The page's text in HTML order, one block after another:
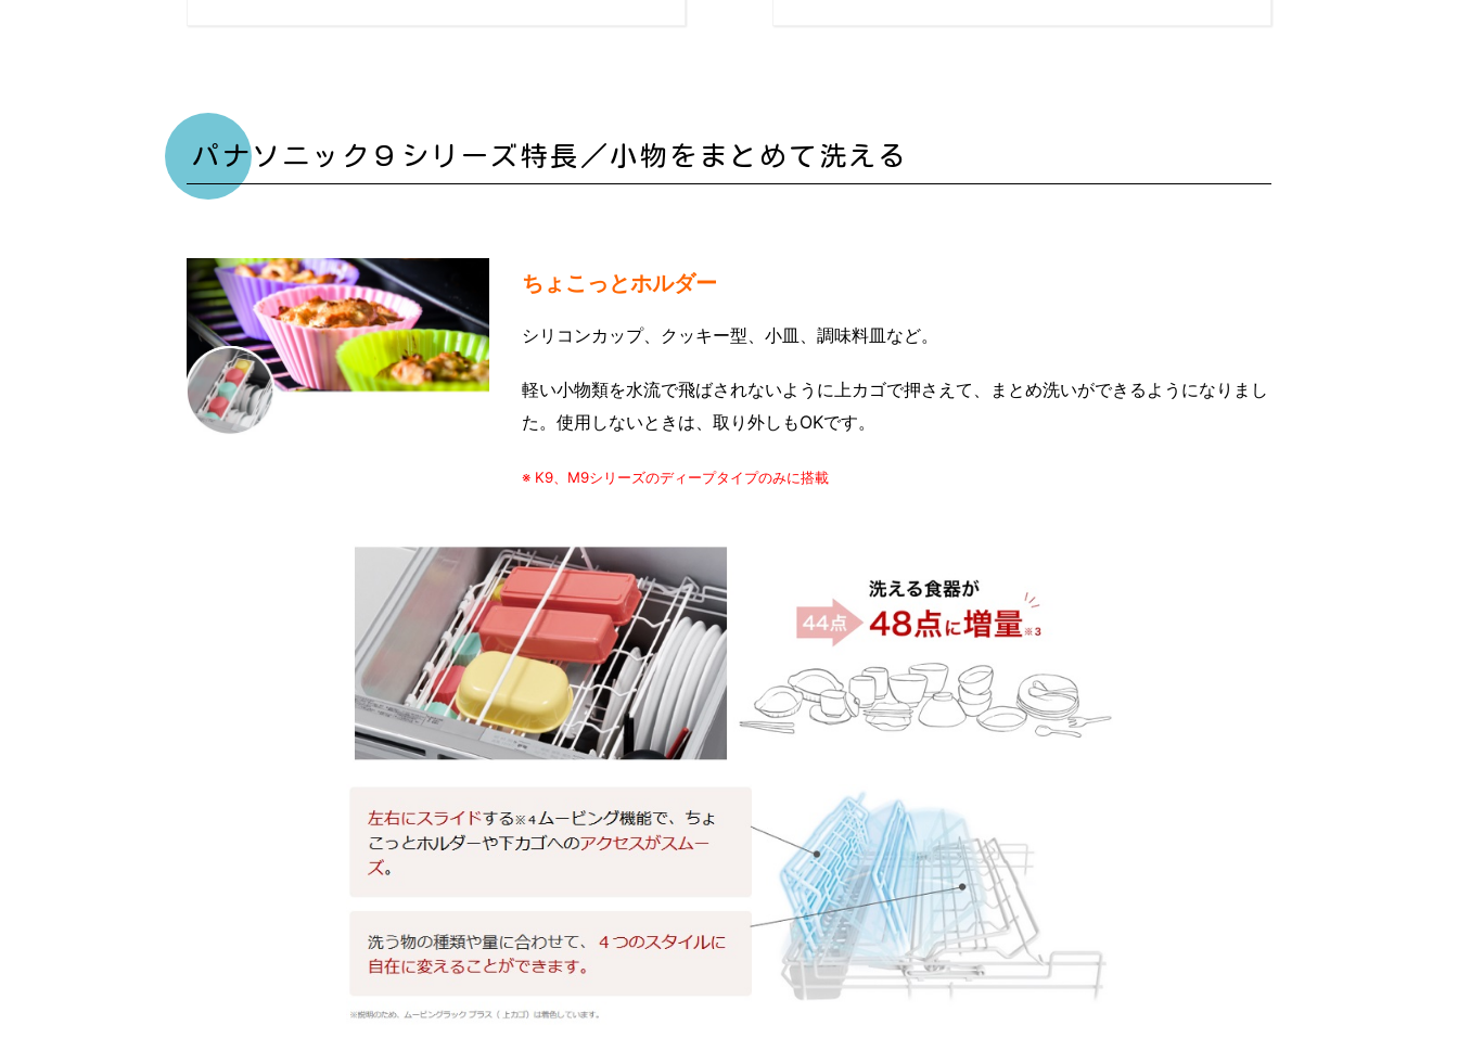
パナソニック９シリーズ特長／小物をまとめて洗える
ちょこっとホルダー
シリコンカップ、クッキー型、小皿、調味料皿など。
軽い小物類を水流で飛ばされないように上カゴで押さえて、まとめ洗いができるようになりまし
た。使用しないときは、取り外しもOKです。
※ K9、M9シリーズのディープタイプのみに搭載